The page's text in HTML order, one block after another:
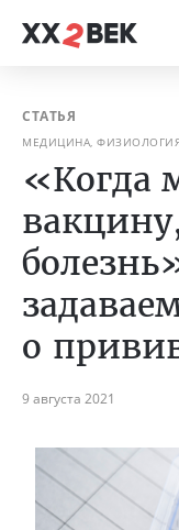
СТАТЬЯ
МЕДИЦИНА,
«Когда
о
9 августа 2021